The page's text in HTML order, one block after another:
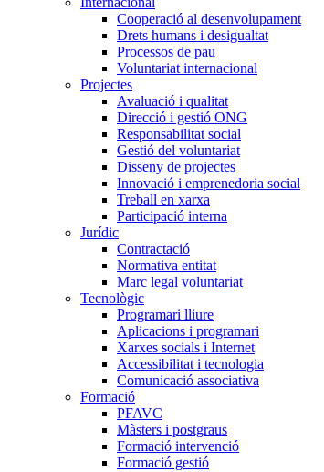
Cooperació al desenvolupament
Drets humans i desigualtat
Processos de pau
Voluntariat internacional
Projectes
Avaluació i qualitat
Direcció i gestió ONG
Responsabilitat social
Gestió del voluntariat
Disseny de projectes
Innovació i emprenedoria social
Treball en xarxa
Participació interna
Jurídic
Contractació
Normativa entitat
Marc legal voluntariat
Tecnològic
Programari lliure
Aplicacions i programari
Xarxes socials i Internet
Accessibilitat i tecnologia
Comunicació associativa
Formació
PFAVC
Màsters i postgraus
Formació intervenció
Formació gestió